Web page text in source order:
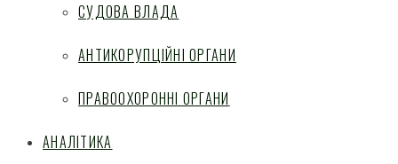
СУДОВА ВЛАДА
АНТИКОРУПЦІЙНІ ОРГАНИ
ПРАВООХОРОННІ ОРГАНИ
АНАЛІТИКА